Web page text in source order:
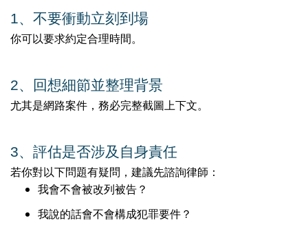
1️、 不要衝動立刻到場
你可以要求約定合理時間。
2️、 回想細節並整理背景
尤其是網路案件，務必完整截圖上下文。
3️、 評估是否涉及自身責任
若你對以下問題有疑問，建議先諮詢律師：
我會不會被改列被告？
我說的話會不會構成犯罪要件？